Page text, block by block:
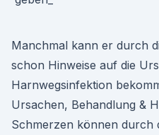
Manchmal kann er durch
schon Hinweise auf die
Harnwegsinfektion
Ursachen, Behandlung &
Schmerzen können durch